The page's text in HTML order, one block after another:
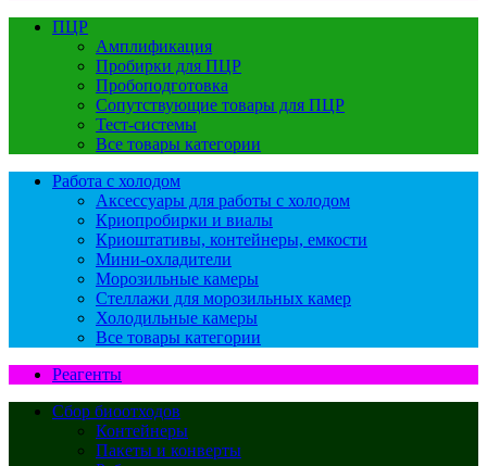
ПЦР
Амплификация
Пробирки для ПЦР
Пробоподготовка
Сопутствующие товары для ПЦР
Тест-системы
Все товары категории
Работа с холодом
Аксессуары для работы с холодом
Криопробирки и виалы
Криоштативы, контейнеры, емкости
Мини-охладители
Морозильные камеры
Стеллажи для морозильных камер
Холодильные камеры
Все товары категории
Реагенты
Сбор биоотходов
Контейнеры
Пакеты и конверты